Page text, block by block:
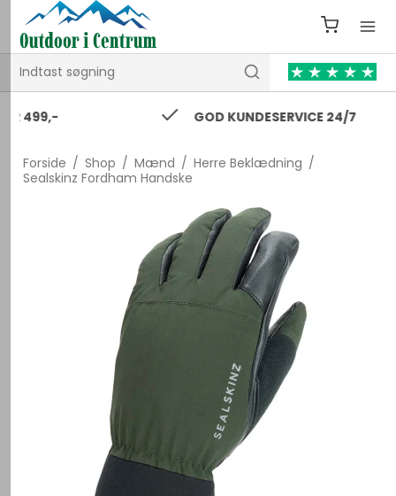
GOD KUNDESERVICE 24/7
Forside / Shop / Mænd / Herre Beklædning /
Sealskinz Fordham Handske